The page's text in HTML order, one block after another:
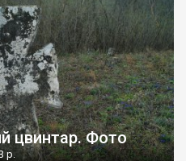
цвинтар. Фото
р.